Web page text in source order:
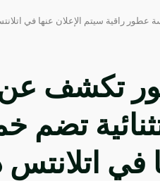
راقية سيتم الإعلان عنها في
تكشف عن
تضم
في اتلانتس